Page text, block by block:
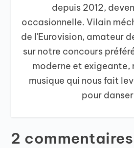
depuis 2012,
occasionnelle. Vilain
de l'Eurovision, amateur
sur notre concours
moderne et exigeante,
musique qui nous fait
pour
2 commentaires